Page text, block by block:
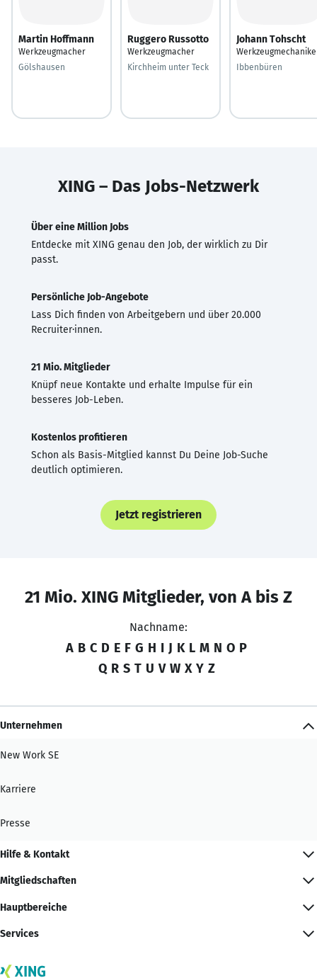
Martin Hoffmann
Werkzeugmacher
Gölshausen
Ruggero Russotto
Werkzeugmacher
Kirchheim unter Teck
Johann Tohscht
Ibbenbüren
XING – Das Jobs-Netzwerk
Über eine Million Jobs
Entdecke mit XING genau den Job, der wirklich zu Dir
passt.
Persönliche Job-Angebote
Lass Dich finden von Arbeitgebern und über 20.000
Recruiter·innen.
21 Mio. Mitglieder
Knüpf neue Kontakte und erhalte Impulse für ein
besseres Job-Leben.
Kostenlos profitieren
Schon als Basis-Mitglied kannst Du Deine Job-Suche
deutlich optimieren.
Jetzt registrieren
21 Mio. XING Mitglieder, von A bis Z
Nachname:
A B C D E F G H I J K L M N O P
Q R S T U V W X Y Z
Unternehmen
New Work SE
Karriere
Presse
Hilfe & Kontakt
Mitgliedschaften
Hauptbereiche
Services